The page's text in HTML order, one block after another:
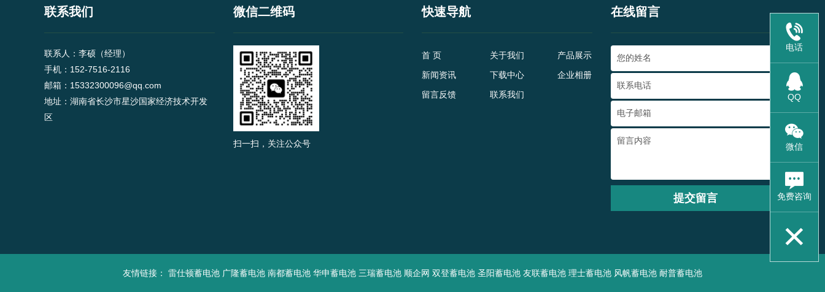
联系我们
联系人：李硕（经理）
手机：152-7516-2116
邮箱：15332300096@qq.com
地址：湖南省长沙市星沙国家经济技术开发
区
微信二维码
扫一扫，关注公众号
快速导航
首 页 关于我们
产品展示
新闻资讯
下载中心
企业相册
留言反馈
联系我们
在线留言
提交留言
友情链接： 雷仕顿蓄电池 广隆蓄电池 南都蓄电池 华申蓄电池 三瑞蓄电池 顺企网 双登蓄电池 圣阳蓄电池 友联蓄电池 理士蓄电池 风帆蓄电池 耐普蓄电池
电话
QQ
微信
免费咨询